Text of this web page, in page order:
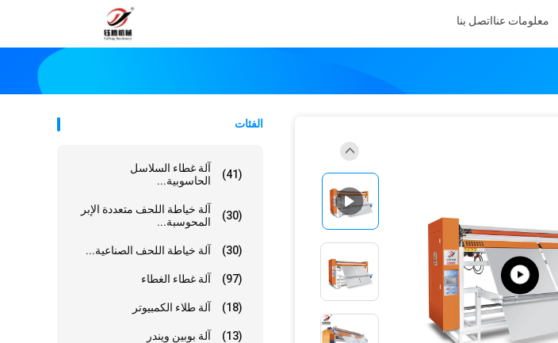
معلومات عنااتصل بنا
الفئات
آلة غطاء السلاسل
الحاسوبية...
(41)
آلة خياطة اللحف متعددة الإبر
المحوسبة...
(30)
آلة خياطة اللحف الصناعية... (30)
آلة غطاء الغطاء (97)
آلة طلاء الكمبيوتر (18)
آلة بوبين ويندر (13)